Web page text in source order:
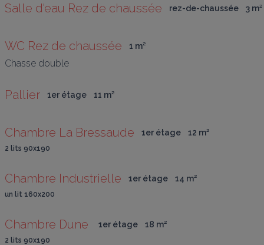
Salle d'eau Rez de chaussée rez-de-chaussée 3 m²
WC Rez de chaussée 1 m²
Chasse double
Pallier 1er étage 11 m²
Chambre La Bressaude 1er étage 12 m²
2 lits 90x190
Chambre Industrielle 1er étage 14 m²
un lit 160x200
Chambre Dune 1er étage 18 m²
2 lits 90x190